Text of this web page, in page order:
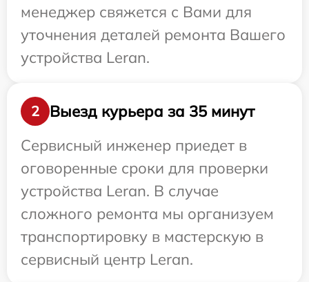
менеджер свяжется с Вами для
уточнения деталей ремонта Вашего
устройства Leran.
2
Выезд курьера за 35 минут
Сервисный инженер приедет в
оговоренные сроки для проверки
устройства Leran. В случае
сложного ремонта мы организуем
транспортировку в мастерскую в
сервисный центр Leran.